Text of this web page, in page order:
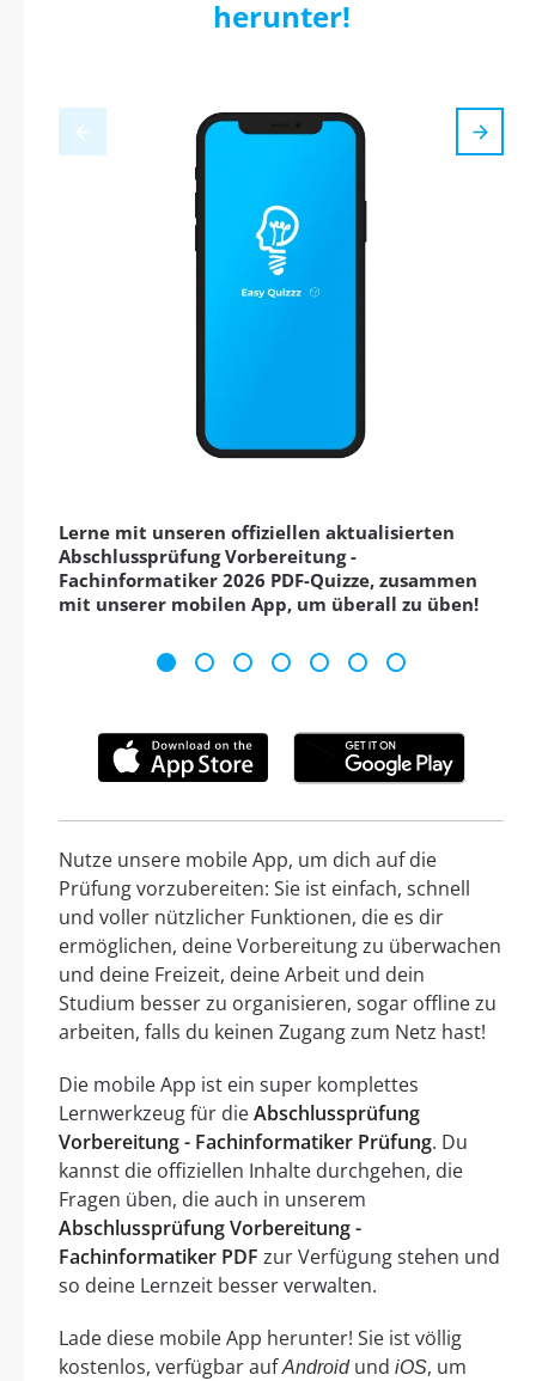
herunter!
Lerne mit unseren offiziellen aktualisierten
Abschlussprüfung Vorbereitung -
Fachinformatiker 2026 PDF-Quizze, zusammen
mit unserer mobilen App, um überall zu üben!
Nutze unsere mobile App, um dich auf die
Prüfung vorzubereiten: Sie ist einfach, schnell
und voller nützlicher Funktionen, die es dir
ermöglichen, deine Vorbereitung zu überwachen
und deine Freizeit, deine Arbeit und dein
Studium besser zu organisieren, sogar offline zu
arbeiten, falls du keinen Zugang zum Netz hast!
Die mobile App ist ein super komplettes
Lernwerkzeug für dieAbschlussprüfung
Vorbereitung - Fachinformatiker Prüfung. Du
kannst die offiziellen Inhalte durchgehen, die
Fragen üben, die auch in unserem
Abschlussprüfung Vorbereitung -
Fachinformatiker PDF zur Verfügung stehen und
so deine Lernzeit besser verwalten.
Lade diese mobile App herunter! Sie ist völlig
kostenlos, verfügbar aufAndroidund iOS, um